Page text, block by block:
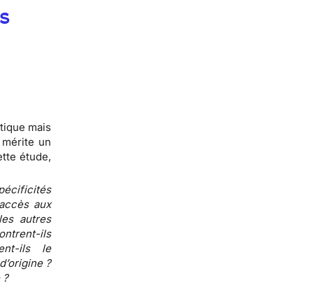
mais
un
étude,
aux
autres
ils
ils le
?
?